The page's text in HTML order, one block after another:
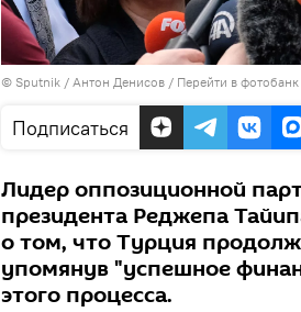
© Sputnik / Антон Денисов / Перейти в фотобанк
Подписаться
Лидер оппозиционной
президента Реджепа
о том, что Турция
упомянув "успешное
этого процесса.